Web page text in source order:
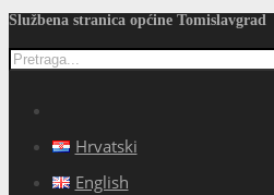
Službena stranica općine Tomislavgrad
Hrvatski
English